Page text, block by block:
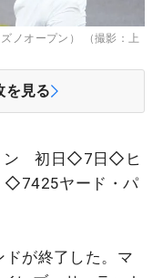
ノオープン） （撮影：上
を見る
ン 初日◇7日◇ヒ
◇7425ヤード・パ
が終了した。マ